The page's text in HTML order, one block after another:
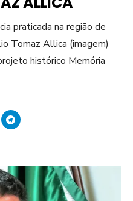
praticada na região de
Tomaz Allica (imagem)
histórico Memória